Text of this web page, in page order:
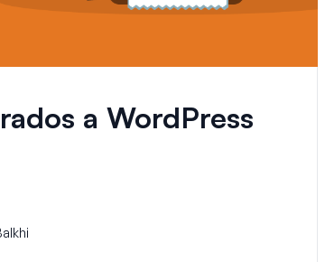
a WordPress